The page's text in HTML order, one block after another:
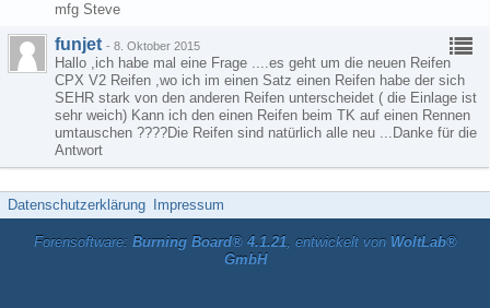
mfg Steve
funjet - 8. Oktober 2015
Hallo ,ich habe mal eine Frage ....es geht um die neuen Reifen
CPX V2 Reifen ,wo ich im einen Satz einen Reifen habe der sich
SEHR stark von den anderen Reifen unterscheidet ( die Einlage ist
sehr weich) Kann ich den einen Reifen beim TK auf einen Rennen
umtauschen ????Die Reifen sind natürlich alle neu ...Danke für die
Antwort
Datenschutzerklärung Impressum
Forensoftware: Burning Board® 4.1.21, entwickelt von WoltLab®
GmbH